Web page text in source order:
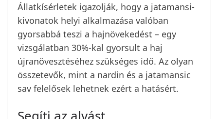
Állatkísérletek igazolják, hogy a jatamansi-
kivonatok helyi alkalmazása valóban
gyorsabbá teszi a hajnövekedést – egy
vizsgálatban 30%-kal gyorsult a haj
újranövesztéséhez szükséges idő. Az olyan
összetevők, mint a nardin és a jatamansic
sav felelősek lehetnek ezért a hatásért.